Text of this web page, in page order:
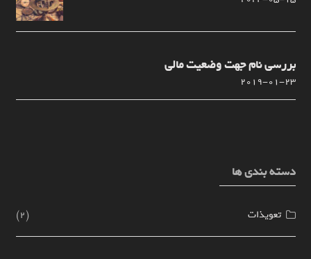
بررسی نام جهت وضعیت مالی
2019-01-23
دسته بندی ها
تعویذات (2)